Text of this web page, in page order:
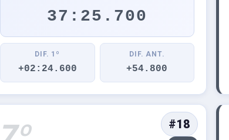
37:25.700
DIF. 1º
+02:24.600
DIF. ANT.
+54.800
#18